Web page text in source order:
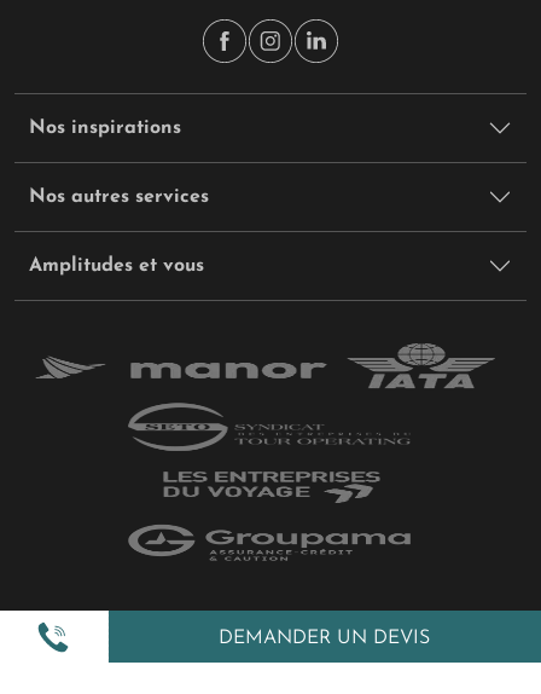
DEMANDER UN DEVIS
Nos inspirations
Nos autres services
Amplitudes et vous
Plan du site
Politique de confidentialité